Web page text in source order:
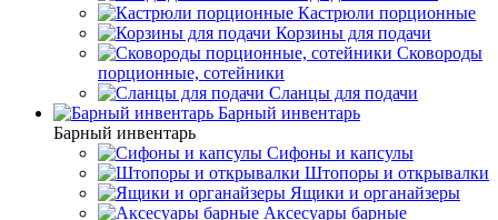
Кастрюли порционные
Корзины для подачи
Сковороды
порционные, сотейники
Сланцы для подачи
Барный инвентарь
Барный инвентарь
Сифоны и капсулы
Штопоры и открывалки
Ящики и органайзеры
Аксесуары барные